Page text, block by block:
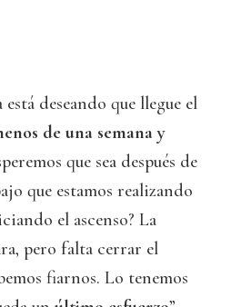
deseando que llegue el
de una semana y
que sea después de
que estamos realizando
el ascenso? La
pero falta cerrar el
fiarnos. Lo tenemos